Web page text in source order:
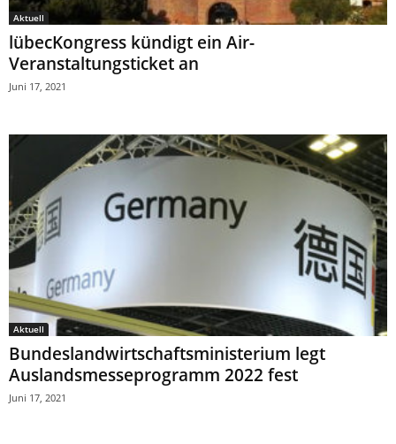
Aktuell
lübecKongress kündigt ein Air-
Veranstaltungsticket an
Juni 17, 2021
Aktuell
Bundeslandwirtschaftsministerium legt
Auslandsmesseprogramm 2022 fest
Juni 17, 2021